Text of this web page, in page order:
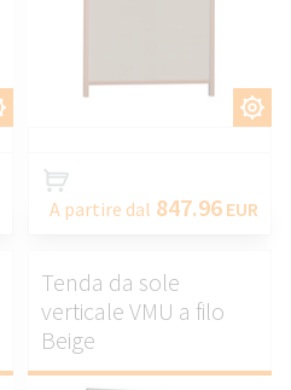
A partire dal 847.96 EUR
Tenda da sole
verticale VMU a filo
Beige